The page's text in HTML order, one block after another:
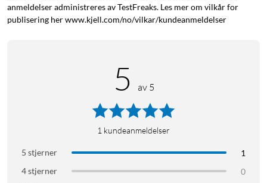
anmeldelser administreres av TestFreaks. Les mer om vilkår for
publisering her www.kjell.com/no/vilkar/kundeanmeldelser
5 av 5
1 kundeanmeldelser
5 stjerner
1
4 stjerner
0